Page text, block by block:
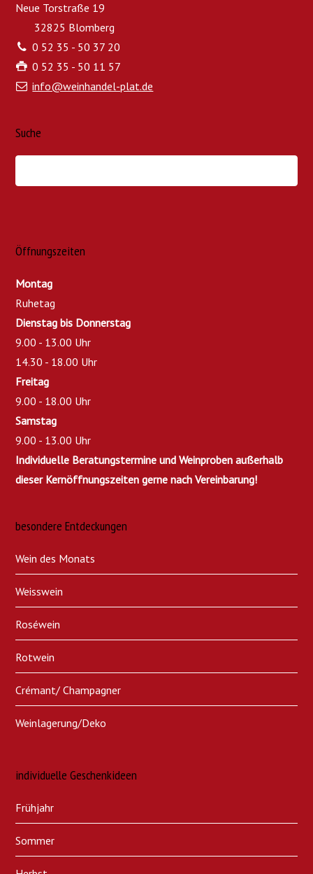
Neue Torstraße 19
32825 Blomberg
0 52 35 - 50 37 20
0 52 35 - 50 11 57
info@weinhandel-plat.de
Suche
Öffnungszeiten
Montag
Ruhetag
Dienstag bis Donnerstag
9.00 - 13.00 Uhr
14.30 - 18.00 Uhr
Freitag
9.00 - 18.00 Uhr
Samstag
9.00 - 13.00 Uhr
Individuelle Beratungstermine und Weinproben außerhalb
dieser Kernöffnungszeiten gerne nach Vereinbarung!
besondere Entdeckungen
Wein des Monats
Weisswein
Roséwein
Rotwein
Crémant/ Champagner
Weinlagerung/Deko
individuelle Geschenkideen
Frühjahr
Sommer